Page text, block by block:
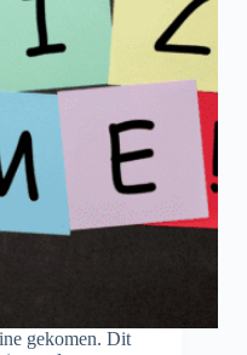
gekomen. Dit